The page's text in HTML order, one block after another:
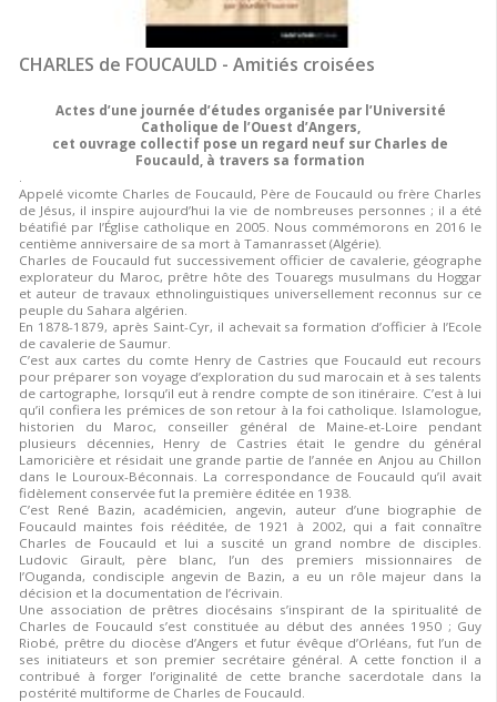
CHARLES de FOUCAULD - Amitiés croisées
Actes d’une journée d’études organisée par l’Université
Catholique de l’Ouest d’Angers,
cet ouvrage collectif pose un regard neuf sur Charles de
Foucauld, à travers sa formation
Appelé vicomte Charles de Foucauld, Père de Foucauld ou frère Charles
de Jésus, il inspire aujourd’hui la vie de nombreuses personnes ; il a été
béatifié par l’Église catholique en 2005. Nous commémorons en 2016 le
centième anniversaire de sa mort à Tamanrasset (Algérie).
Charles de Foucauld fut successivement officier de cavalerie, géographe
explorateur du Maroc, prêtre hôte des Touaregs musulmans du Hoggar
et auteur de travaux ethnolinguistiques universellement reconnus sur ce
peuple du Sahara algérien.
En 1878-1879, après Saint-Cyr, il achevait sa formation d’officier à l’Ecole
de cavalerie de Saumur.
C’est aux cartes du comte Henry de Castries que Foucauld eut recours
pour préparer son voyage d’exploration du sud marocain et à ses talents
de cartographe, lorsqu’il eut à rendre compte de son itinéraire. C’est à lui
qu’il confiera les prémices de son retour à la foi catholique. Islamologue,
historien du Maroc, conseiller général de Maine-et-Loire pendant
plusieurs décennies, Henry de Castries était le gendre du général
Lamoricière et résidait une grande partie de l’année en Anjou au Chillon
dans le Louroux-Béconnais. La correspondance de Foucauld qu’il avait
fidèlement conservée fut la première éditée en 1938.
C’est René Bazin, académicien, angevin, auteur d’une biographie de
Foucauld maintes fois rééditée, de 1921 à 2002, qui a fait connaître
Charles de Foucauld et lui a suscité un grand nombre de disciples.
Ludovic Girault, père blanc, l’un des premiers missionnaires de
l’Ouganda, condisciple angevin de Bazin, a eu un rôle majeur dans la
décision et la documentation de l’écrivain.
Une association de prêtres diocésains s’inspirant de la spiritualité de
Charles de Foucauld s’est constituée au début des années 1950 ; Guy
Riobé, prêtre du diocèse d’Angers et futur évêque d’Orléans, fut l’un de
ses initiateurs et son premier secrétaire général. A cette fonction il a
contribué à forger l’originalité de cette branche sacerdotale dans la
postérité multiforme de Charles de Foucauld.